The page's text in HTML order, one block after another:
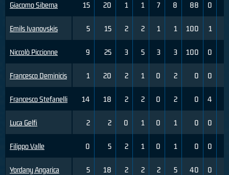
Giacomo Siberna
Emils Ivanovskis
Niccolò Piccionne
Francesco Deminicis
Francesco Stefanelli
Luca Gelfi
Filippo Valle
Yordany Angarica
15 20 1 1 7 8 88 0
5 15 2 2 1 1 100 1
9 25 3 5 3 3 100 0
1 20 2 1 0 2 0 0
14 18 2 2 0 2 0 4
2 2 0 1 0 1 0 0
0 5 2 1 0 1 0 0
5 18 2 2 2 5 40 0